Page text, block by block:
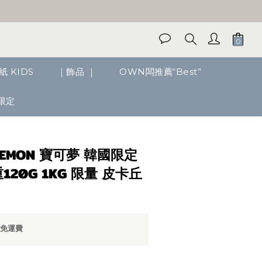
KIDS ｜飾品 ｜ OWN闆推薦“Best”
定
寶可夢 韓國限定
1KG 限量 皮卡丘
運費